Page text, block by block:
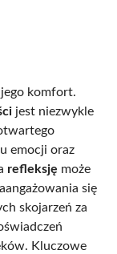
jego komfort.
jest niezwykle
emocji oraz
refleksję może
się
skojarzeń za
Kluczowe